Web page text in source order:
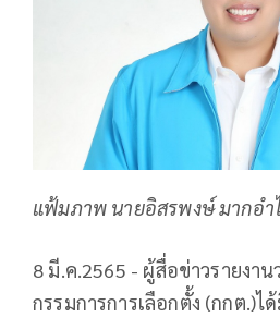
แฟ้มภาพ นายอิสรพงษ์ มากอำ
8 มี.ค.2565 - ผู้สื่อข่าวรายงา
กรรมการการเลือกตั้ง​ (กกต.)​